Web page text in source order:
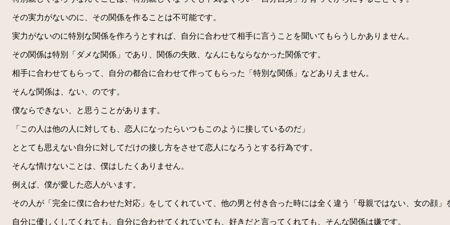
その実力がないのに、その関係を作ることは不可能です。
実力がないのに特別な関係を作ろうとすれば、自分に合わせて相手に言うことを聞いてもらうしかありません。
その関係は特別「ダメな関係」であり、関係の失敗、なんにもならなかった関係です。
相手に合わせてもらって、自分の都合に合わせて作ってもらった「特別な関係」などありえません。
そんな関係は、ない、のです。
僕ならできない、と思うことがあります。
「この人は他の人に対しても、恋人になったらいつもこのように接しているのだ」
ととても思えない自分に対してだけの接し方をさせて恋人になろうとする行為です。
そんな情けないことは、僕はしたくありません。
例えば、僕が愛した恋人がいます。
その人が「完全に僕に合わせた対応」をしてくれていて、他の男と付き合った時には全く違う「母親ではない、女の顔」
自分に優しくしてくれても、自分に合わせてくれていても、好きだと言ってくれても、そんな関係は嫌です。